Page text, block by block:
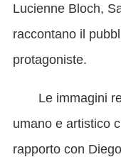
Lucienne Bloch,
raccontano il
protagoniste.
Le immagini
umano e artistico
rapporto con